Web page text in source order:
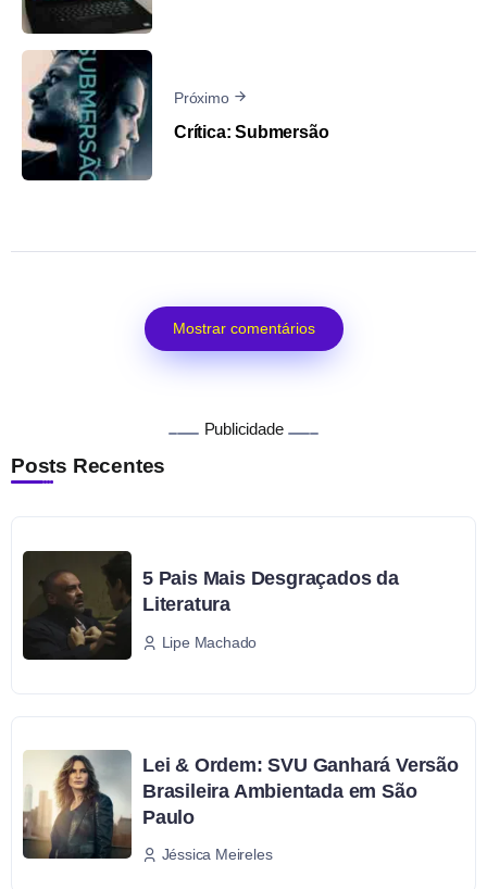
Próximo
Crítica: Submersão
Mostrar comentários
Publicidade
Posts Recentes
5 Pais Mais Desgraçados da
Literatura
Lipe Machado
Lei & Ordem: SVU Ganhará Versão
Brasileira Ambientada em São
Paulo
Jéssica Meireles